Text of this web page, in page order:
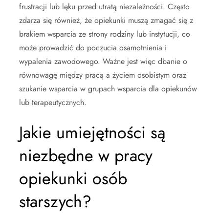
frustracji lub lęku przed utratą niezależności. Często
zdarza się również, że opiekunki muszą zmagać się z
brakiem wsparcia ze strony rodziny lub instytucji, co
może prowadzić do poczucia osamotnienia i
wypalenia zawodowego. Ważne jest więc dbanie o
równowagę między pracą a życiem osobistym oraz
szukanie wsparcia w grupach wsparcia dla opiekunów
lub terapeutycznych.
Jakie umiejętności są
niezbędne w pracy
opiekunki osób
starszych?